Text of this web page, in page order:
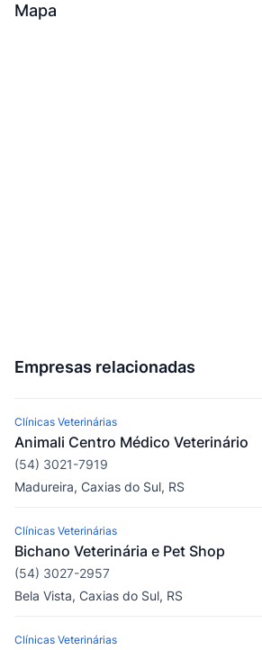
Mapa
Empresas relacionadas
Clínicas Veterinárias
Animali Centro Médico Veterinário
(54) 3021-7919
Madureira, Caxias do Sul, RS
Clínicas Veterinárias
Bichano Veterinária e Pet Shop
(54) 3027-2957
Bela Vista, Caxias do Sul, RS
Clínicas Veterinárias